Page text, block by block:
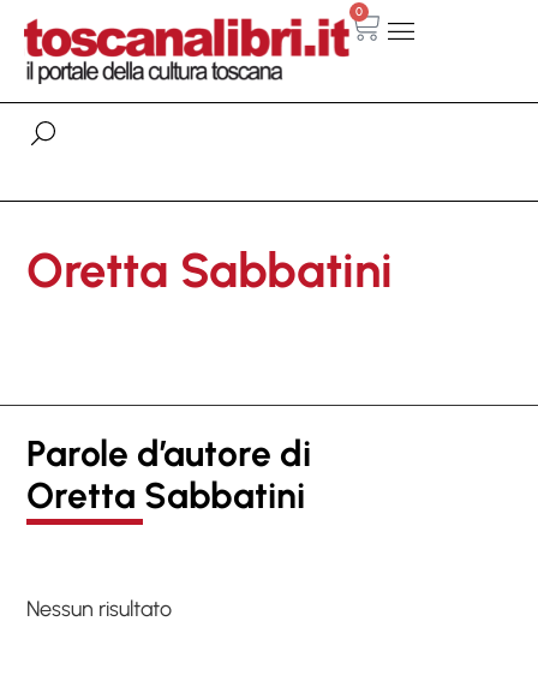
0
Oretta Sabbatini
Parole d’autore di
Oretta Sabbatini
Nessun risultato